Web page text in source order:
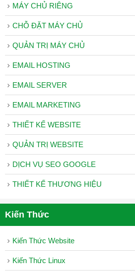
Máy
Chủ
Quản
Trị
DOMAIN
–
HOSTING
Web
Hosting
Bảng
Giá
Tên
Kiểm
Tên
MÁY CHỦ RIÊNG
CHỖ ĐẶT MÁY CHỦ
QUẢN TRỊ MÁY CHỦ
EMAIL HOSTING
EMAIL SERVER
EMAIL MARKETING
THIẾT KẾ WEBSITE
QUẢN TRỊ WEBSITE
DỊCH VỤ SEO GOOGLE
THIẾT KẾ THƯƠNG HIỆU
Kiến Thức
Kiến Thức Website
Kiến Thức Linux